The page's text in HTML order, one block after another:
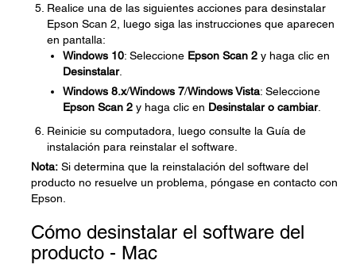
Realice una de las siguientes acciones para desinstalar
Epson Scan 2, luego siga las instrucciones que aparecen
en pantalla:
Windows 10: Seleccione Epson Scan 2 y haga clic en
Desinstalar.
Windows 8.x/Windows 7/Windows Vista: Seleccione
Epson Scan 2 y haga clic en Desinstalar o cambiar.
Reinicie su computadora, luego consulte la Guía de
instalación para reinstalar el software.
Nota: Si determina que la reinstalación del software del
producto no resuelve un problema, póngase en contacto con
Epson.
Cómo desinstalar el software del
producto - Mac